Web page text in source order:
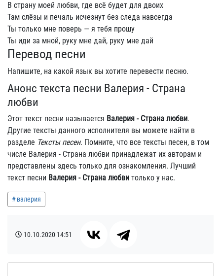
В страну моей любви, где всё будет для двоих
Там слёзы и печаль исчезнут без следа навсегда
Ты только мне поверь — я тебя прошу
Ты иди за мной, руку мне дай, руку мне дай
Перевод песни
Напишите, на какой язык вы хотите перевести песню.
Анонс текста песни Валерия - Страна
любви
Этот текст песни называется Валерия - Страна любви.
Другие тексты данного исполнителя вы можете найти в
разделе Тексты песен. Помните, что все тексты песен, в том
числе Валерия - Страна любви принадлежат их авторам и
представлены здесь только для ознакомления. Лучший
текст песни Валерия - Страна любви только у нас.
валерия
10.10.2020 14:51